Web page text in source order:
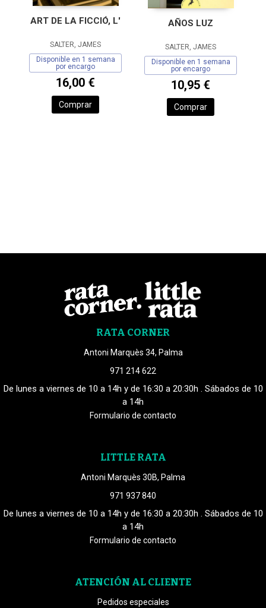
ART DE LA FICCIÓ, L'
SALTER, JAMES
Disponible en 1 semana
por encargo
16,00 €
Comprar
AÑOS LUZ
SALTER, JAMES
Disponible en 1 semana
por encargo
10,95 €
Comprar
RATA CORNER
Antoni Marquès 34, Palma
971 214 622
De lunes a viernes de 10 a 14h y de 16:30 a 20:30h . Sábados de 10
a 14h
Formulario de contacto
LITTLE RATA
Antoni Marquès 30B, Palma
971 937 840
De lunes a viernes de 10 a 14h y de 16:30 a 20:30h . Sábados de 10
a 14h
Formulario de contacto
ATENCIÓN AL CLIENTE
Pedidos especiales